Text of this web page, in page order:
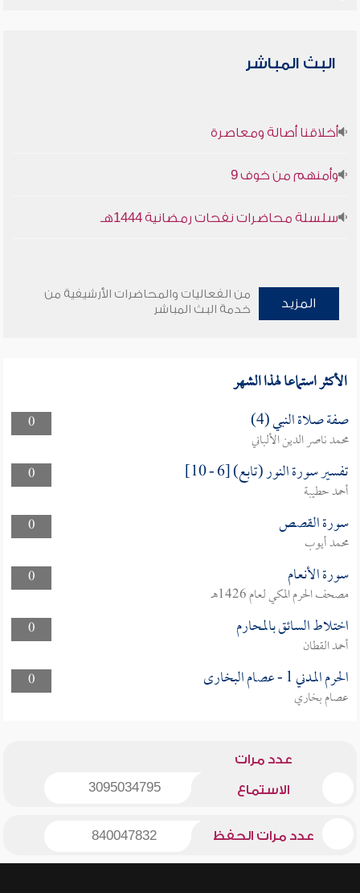
البث المباشر
أخلاقنا أصالة ومعاصرة
وأمنهم من خوف 9
سلسلة محاضرات نفحات رمضانية 1444هـ
المزيد
من الفعاليات والمحاضرات الأرشيفية من
خدمة البث المباشر
الأكثر استماعا لهذا الشهر
0 صفة صلاة النبي (4)
محمد ناصر الدين الألباني
0
تفسير سورة النور (تابع) [6 - 10]
أحمد حطيبة
0
سورة القصص
محمد أيوب
0
سورة الأنعام
مصحف الحرم المكي لعام 1426هـ
0
اختلاط السائق بالمحارم
أحمد القطان
0
الحرم المدني 1 - عصام البخارى
عصام بخاري
عدد مرات
الاستماع 3095034795
عدد مرات الحفظ 840047832